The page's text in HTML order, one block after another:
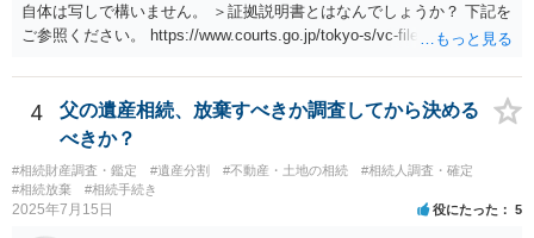
自体は写しで構いません。 ＞証拠説明書とはなんでしょうか？ 下記を
ご参照ください。 https://www.courts.go.jp/tokyo-s/vc-files/tokyo-s/file/
4
父の遺産相続、放棄すべきか調査してから決める
べきか？
#相続財産調査・鑑定 #遺産分割 #不動産・土地の相続
#相続人調査・確定
#相続放棄
#相続手続き
2025年7月15日 役にたった 5